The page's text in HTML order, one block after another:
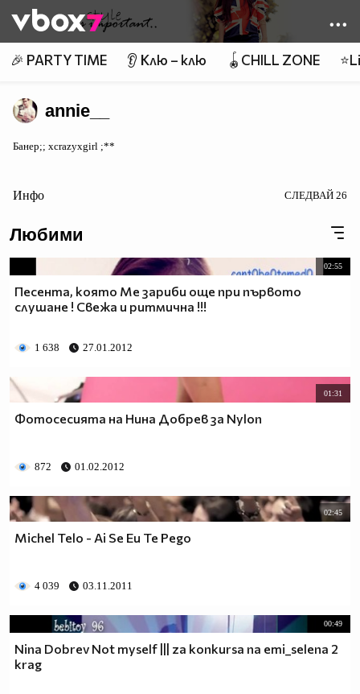
👾
🎉 PARTY TIME 👂 Клю – клю 🪀CHILL ZONE
annie__
Банер;; xcrazyxgirl ;**
Инфо СЛЕДВАЙ 26
Любими
02:55
Песента, която Ме зариби още при първото
слушане ! Свежа и ритмична !!!
1 638 27.01.2012
01:31
Фотосесията на Нина Добрев за Nylon
872 01.02.2012
02:45
Michel Telo - Ai Se Eu Te Pego
4 039 03.11.2011
00:49
Nina Dobrev Not myself ||| za konkursa na emi_selena 2
krag